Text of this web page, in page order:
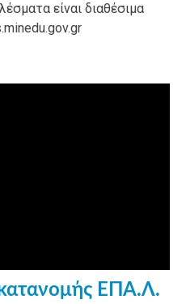
είναι διαθέσιμα
ΕΠΑ.Λ.